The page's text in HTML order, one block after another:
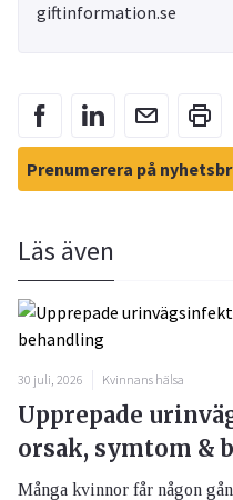
giftinformation.se
Prenumerera på
Läs även
30 juli, 2026 Kvinnans hälsa
Upprepade
orsak, symtom &
Många kvinnor får någon